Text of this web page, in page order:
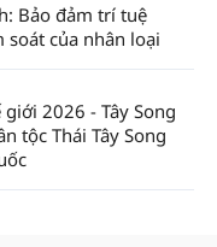
Bảo đảm trí tuệ
của nhân loại
2026 - Tây Song
tộc Thái Tây Song